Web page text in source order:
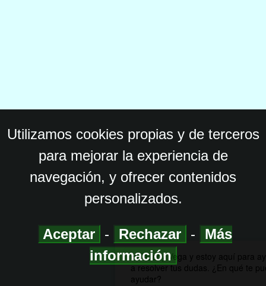
Utilizamos cookies propias y de terceros
para mejorar la experiencia de
navegación, y ofrecer contenidos
personalizados.
Aceptar - Rechazar -
Más
información